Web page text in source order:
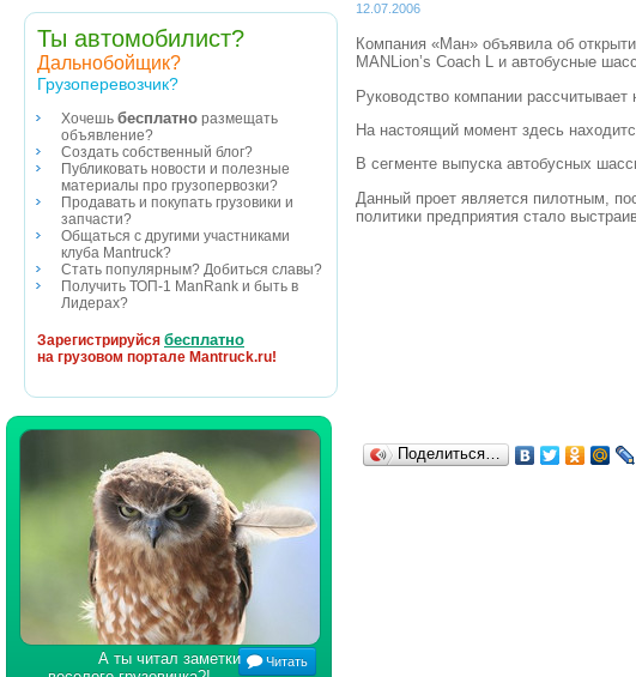
Ты автомобилист?
Дальнобойщик?
Грузоперевозчик?
Хочешь бесплатно размещать
объявление?
Создать собственный блог?
Публиковать новости и полезные
материалы про грузопервозки?
Продавать и покупать грузовики и
запчасти?
Общаться с другими участниками
клуба Mantruck?
Стать популярным? Добиться славы?
Получить ТОП-1 ManRank и быть в
Лидерах?
Зарегистрируйся бесплатно
на грузовом портале Mantruck.ru!
А ты читал заметки
Читать
12.07.2006
Компания «Ман» объявила об
MANLion’s Coach L и автобусные
Руководство компании
На настоящий момент здесь
В сегменте выпуска автобусных
Данный проет является пилотным,
политики предприятия стало
Поделиться…